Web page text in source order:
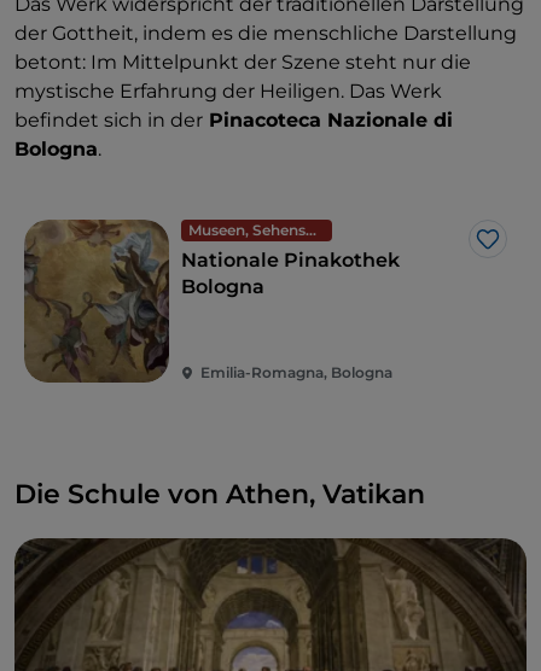
Das Werk widerspricht der traditionellen Darstellung
der Gottheit, indem es die menschliche Darstellung
betont: Im Mittelpunkt der Szene steht nur die
mystische Erfahrung der Heiligen. Das Werk
befindet sich in der Pinacoteca Nazionale di
Bologna.
Museen, Sehenswürdigkeiten und Denkmäler
Like
Nationale Pinakothek
Bologna
Emilia-Romagna, Bologna
Die Schule von Athen, Vatikan